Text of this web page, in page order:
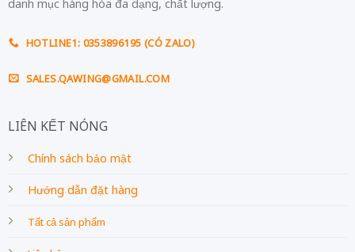
danh mục hàng hóa đa dạng, chất lượng.
HOTLINE1: 0353896195 (CÓ ZALO)
SALES.QAWING@GMAIL.COM
LIÊN KẾT NÓNG
Chính sách bảo mật
Hướng dẫn đặt hàng
Tất cả sản phẩm